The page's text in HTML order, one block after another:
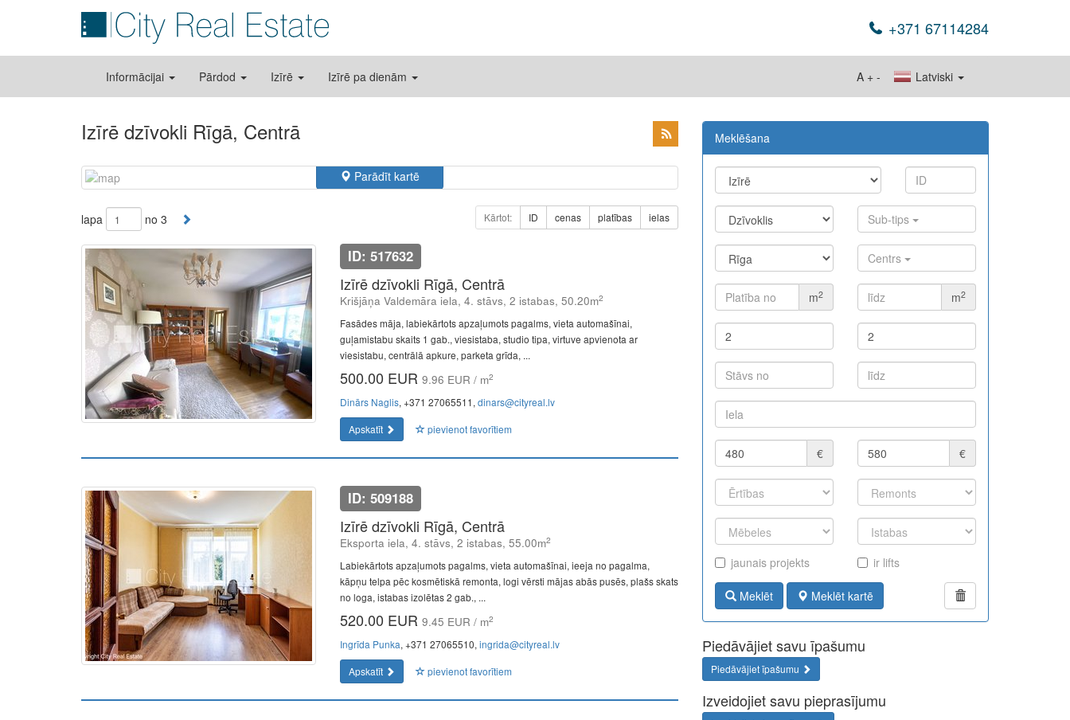
+371 67114284
Informācijai Pārdod Izīrē Izīrē pa dienām Latviski
A + -
Izīrē dzīvokli Rīgā, Centrā
Parādīt kartē
lapa no 3 Kārtot: ID cenas platības ielas
ID: 517632
Izīrē dzīvokli Rīgā, Centrā
Krišjāņa Valdemāra iela, 4. stāvs, 2 istabas, 50.20m2
Fasādes māja, labiekārtots apzaļumots pagalms, vieta automašīnai,
guļamistabu skaits 1 gab., viesistaba, studio tipa, virtuve apvienota ar
viesistabu, centrālā apkure, parketa grīda, ...
500.00 EUR 9.96 EUR / m2
Dinārs Naglis, +371 27065511, dinars@cityreal.lv
Apskatīt
pievienot favorītiem
ID: 509188
Izīrē dzīvokli Rīgā, Centrā
Eksporta iela, 4. stāvs, 2 istabas, 55.00m2
Labiekārtots apzaļumots pagalms, vieta automašīnai, ieeja no pagalma,
kāpņu telpa pēc kosmētiskā remonta, logi vērsti mājas abās pusēs, plašs skats
no loga, istabas izolētas 2 gab., ...
520.00 EUR 9.45 EUR / m2
Ingrīda Punka, +371 27065510, ingrida@cityreal.lv
Apskatīt
pievienot favorītiem
Meklēšana
Sub-tips
Centrs
m2 m2
€ €
jaunais projekts ir lifts
Meklēt Meklēt kartē
Piedāvājiet savu īpašumu
Piedāvājiet īpašumu
Izveidojiet savu pieprasījumu